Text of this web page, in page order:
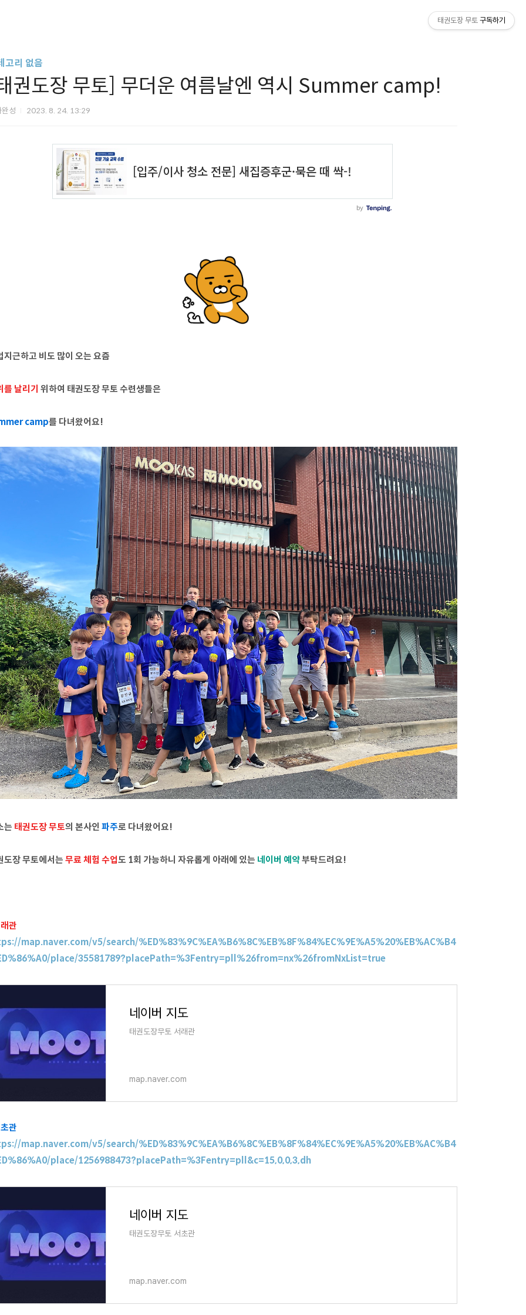
고리 없음
권도장 무토] 무더운 여름날엔 역시 Summer camp!
성 2023. 8. 24. 13:29
지근하고 비도 많이 오는 요즘
를 날리기 위하여 태권도장 무토 수련생들은
camp를 다녀왔어요!
는 태권도장 무토의 본사인 파주로 다녀왔어요!
도장 무토에서는 무료 체험 수업도 1회 가능하니 자유롭게 아래에 있는 네이버 예약부탁드려요!
관
map.naver.com/v5/search/%ED%83%9C%EA%B6%8C%EB%8F%84%EC%9E%A5%20%EB%AC%B4
place/35581789?placePath=%3Fentry=pll%26from=nx%26fromNxList=true
네이버 지도
태권도장무토 서래관
map.naver.com
관
map.naver.com/v5/search/%ED%83%9C%EA%B6%8C%EB%8F%84%EC%9E%A5%20%EB%AC%B4
place/1256988473?placePath=%3Fentry=pll&c=15,0,0,3,dh
네이버 지도
태권도장무토 서초관
map.naver.com
태권도장 무토 구독하기